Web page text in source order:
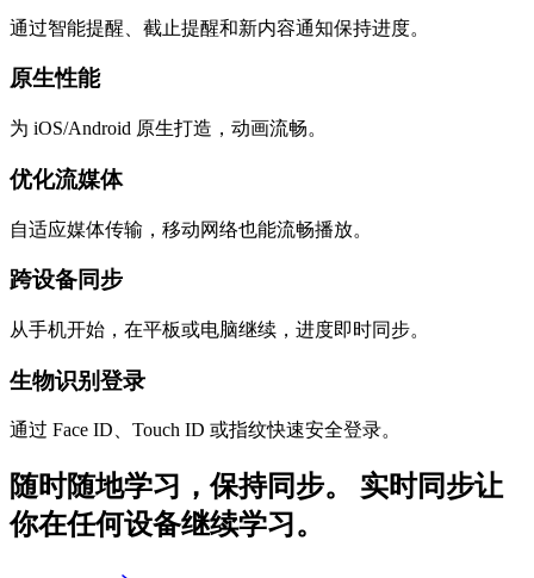
通过智能提醒、截止提醒和新内容通知保持进度。
原生性能
为 iOS/Android 原生打造，动画流畅。
优化流媒体
自适应媒体传输，移动网络也能流畅播放。
跨设备同步
从手机开始，在平板或电脑继续，进度即时同步。
生物识别登录
通过 Face ID、Touch ID 或指纹快速安全登录。
随时随地学习，保持同步。
实时同步让
你在任何设备继续学习。